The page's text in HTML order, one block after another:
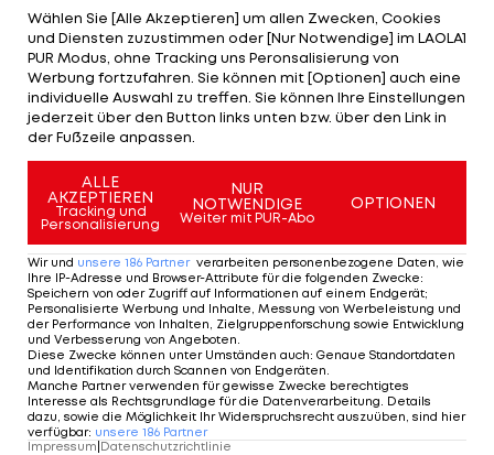
man ähnlich weit vorne rangierte, ist aber noch
nicht lange her. Im September 2012 war man 49.
Brasilien springt durch den Gewinn des Confed-
Cups vom 22. auf den neunten Platz. In Führung
liegt Spanien vor Deutschland und Kolumbien
(zuletzt 7.).
Mehr zum Thema
Wählen Sie [Alle Akzeptieren] um allen Zwecken, Cookies
und Diensten zuzustimmen oder [Nur Notwendige] im LAOLA1
PUR Modus, ohne Tracking uns Peronsalisierung von
Werbung fortzufahren. Sie können mit [Optionen] auch eine
individuelle Auswahl zu treffen. Sie können Ihre Einstellungen
jederzeit über den Button links unten bzw. über den Link in
der Fußzeile anpassen.
ALLE
AKZEPTIEREN
Tracking und
Personalisierung
NUR
NOTWENDIGE
Weiter mit PUR-Abo
OPTIONEN
Wir und unsere 186 Partner verarbeiten personenbezogene Daten, wie
Ihre IP-Adresse und Browser-Attribute für die folgenden Zwecke:
Speichern von oder Zugriff auf Informationen auf einem Endgerät;
Personalisierte Werbung und Inhalte, Messung von Werbeleistung und
der Performance von Inhalten, Zielgruppenforschung sowie Entwicklung
und Verbesserung von Angeboten.
Diese Zwecke können unter Umständen auch: Genaue Standortdaten
und Identifikation durch Scannen von Endgeräten.
Manche Partner verwenden für gewisse Zwecke berechtigtes
Interesse als Rechtsgrundlage für die Datenverarbeitung. Details
dazu, sowie die Möglichkeit Ihr Widerspruchsrecht auszuüben, sind hier
verfügbar: unsere 186 Partner
Impressum Datenschutzrichtlinie